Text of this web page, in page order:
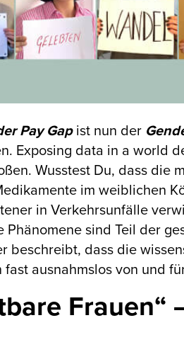
Pay Gapist nun der
Exposing data in a world
Wusstest Du, dass die
im weiblichen
in Verkehrsunfälle
Phänomene sind Teil der
beschreibt, dass die
fast ausnahmslos von und
Frauen“